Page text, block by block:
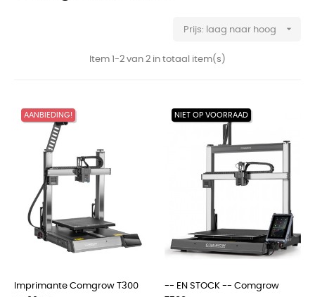
Prijs: laag naar hoog 
Item 1-2 van 2 in totaal item(s)
AANBIEDING!
Imprimante Comgrow T300
NIET OP VOORRAAD
-- EN STOCK -- Comgrow